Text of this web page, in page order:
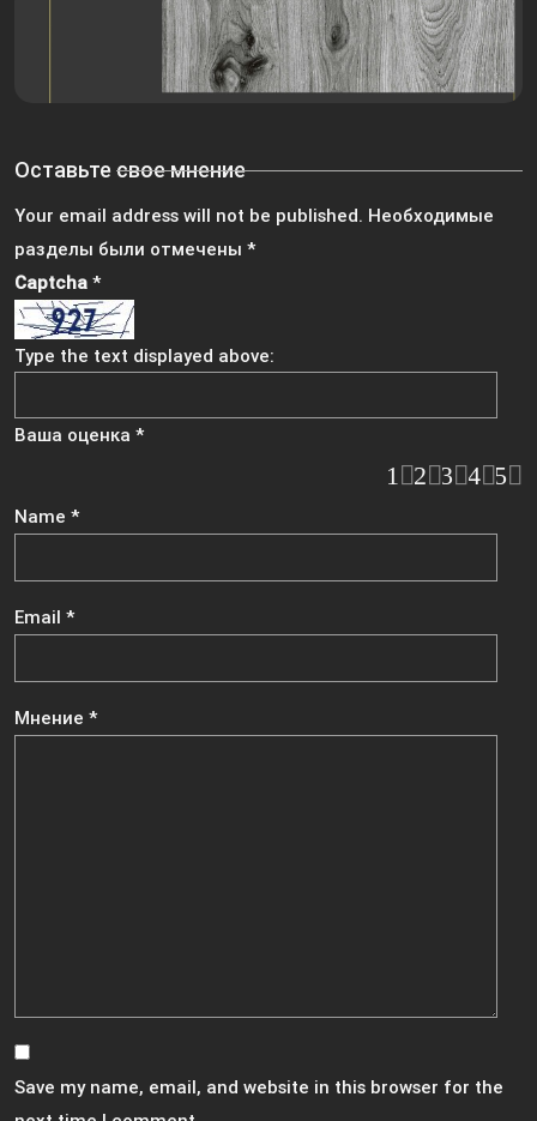
Оставьте свое мнение
Your email address will not be published. Необходимые
разделы были отмечены *
Мнение *
Name *
Email *
Save my name, email, and website in this browser for the
Captcha *
Type the text displayed above:
Ваша оценка *
5
4
3
2
1